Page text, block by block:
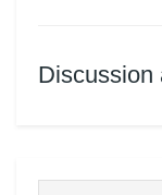
Discussion